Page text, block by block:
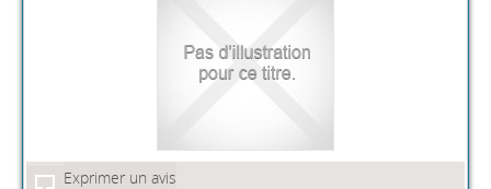
Exprimer un avis